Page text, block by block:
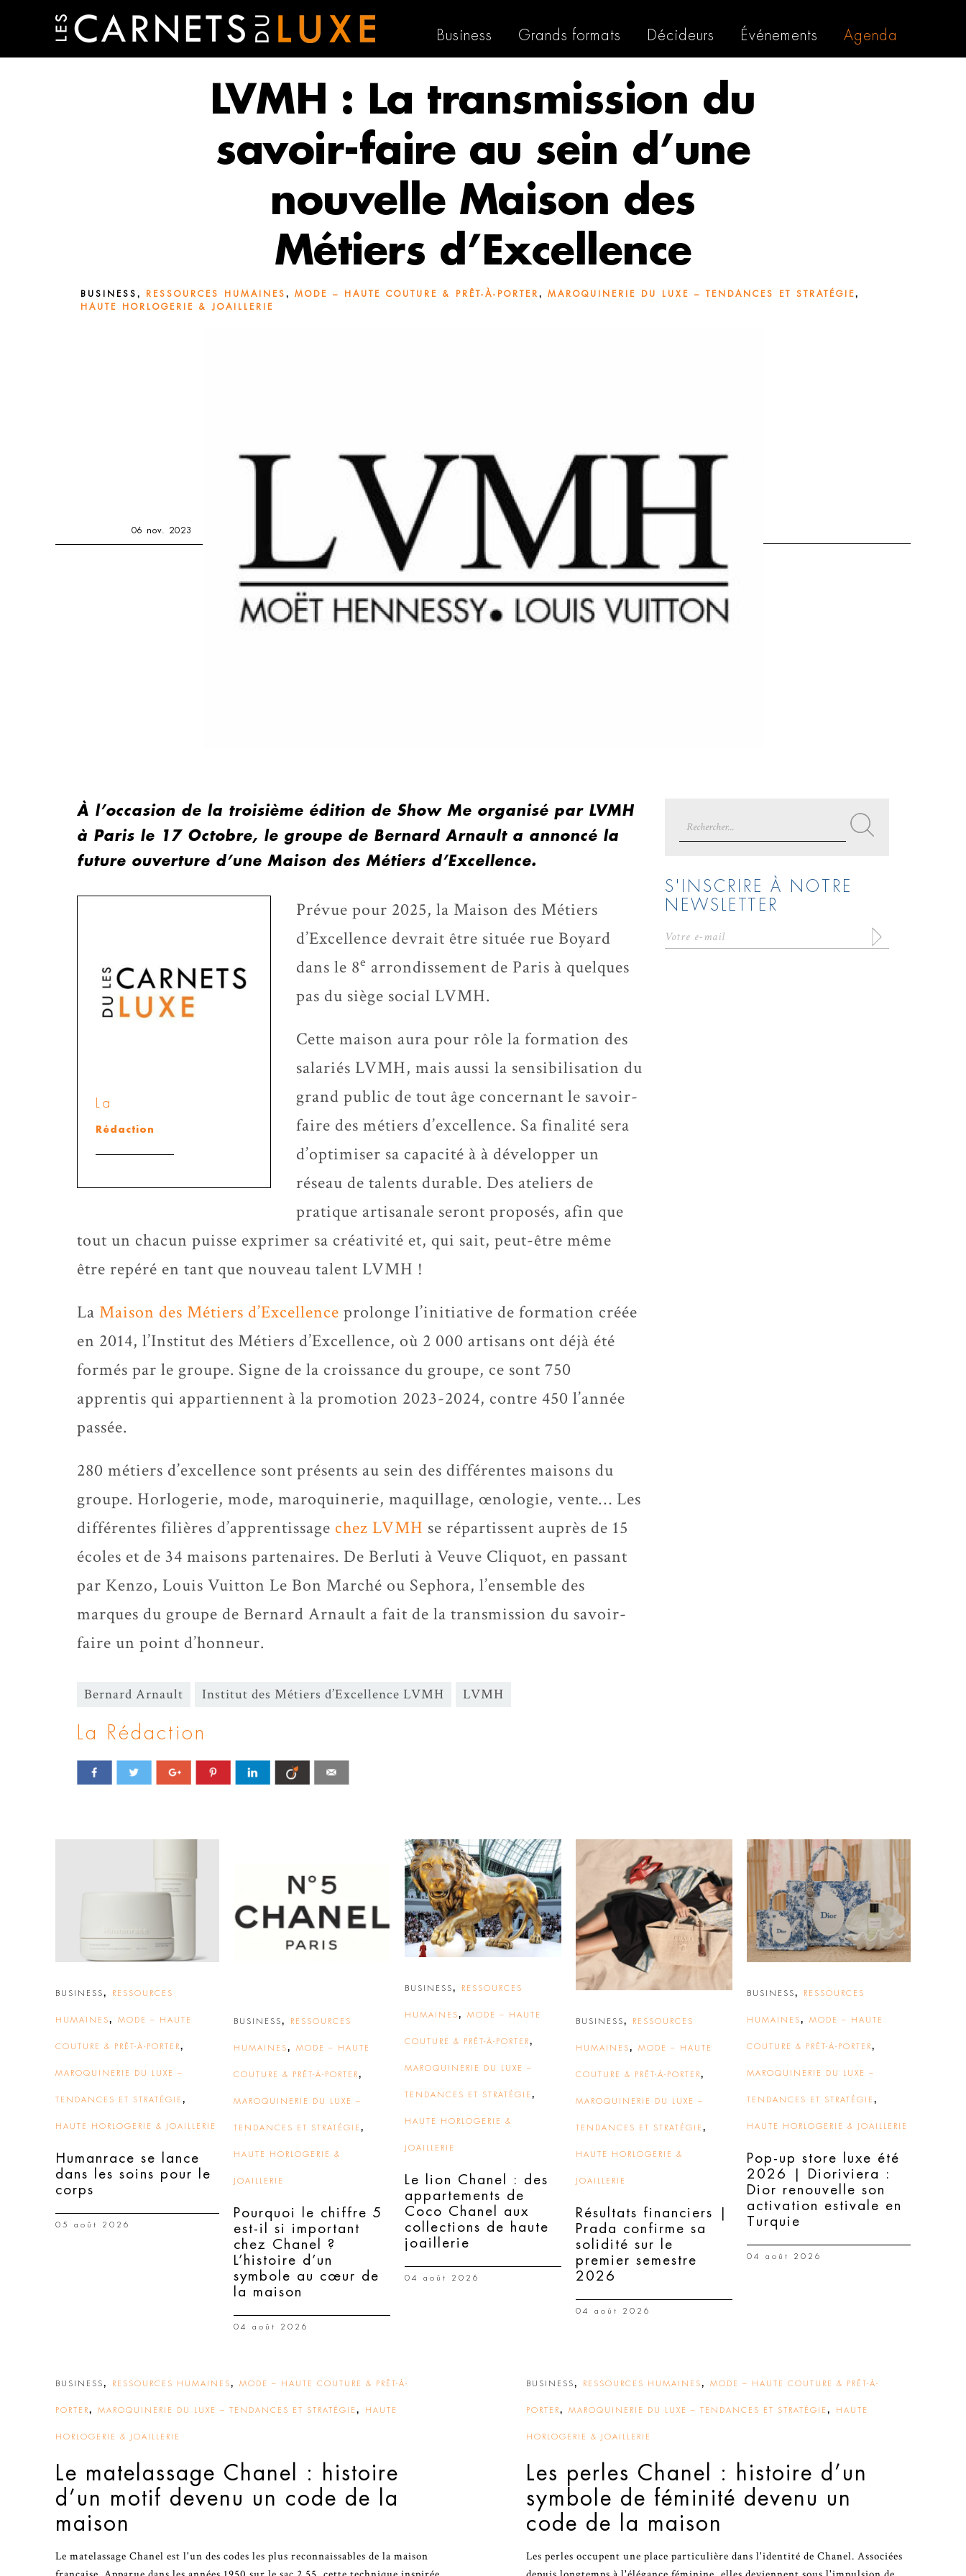
Business Grands formats Décideurs Événements Agenda
LVMH : La transmission du
savoir-faire au sein d’une
nouvelle Maison des
Métiers d’Excellence
BUSINESS , RESSOURCES HUMAINES , MODE – HAUTE COUTURE & PRÊT-À-PORTER , MAROQUINERIE DU LUXE – TENDANCES ET STRATÉGIE,
HAUTE HORLOGERIE & JOAILLERIE
06 nov. 2023
À l’occasion de la troisième édition de Show Me organisé par LVMH
à Paris le 17 Octobre, le groupe de Bernard Arnault a annoncé la
future ouverture d’une Maison des Métiers d’Excellence.
La
Rédaction
Prévue pour 2025, la Maison des Métiers
d’Excellence devrait être située rue Boyard
dans le 8e arrondissement de Paris à quelques
pas du siège social LVMH.
Cette maison aura pour rôle la formation des
salariés LVMH, mais aussi la sensibilisation du
grand public de tout âge concernant le savoir-
faire des métiers d’excellence. Sa finalité sera
d’optimiser sa capacité à à développer un
réseau de talents durable. Des ateliers de
pratique artisanale seront proposés, afin que
tout un chacun puisse exprimer sa créativité et, qui sait, peut-être même
être repéré en tant que nouveau talent LVMH !
La Maison des Métiers d’Excellence prolonge l’initiative de formation créée
en 2014, l’Institut des Métiers d’Excellence, où 2 000 artisans ont déjà été
formés par le groupe. Signe de la croissance du groupe, ce sont 750
apprentis qui appartiennent à la promotion 2023-2024, contre 450 l’année
passée.
280 métiers d’excellence sont présents au sein des différentes maisons du
groupe. Horlogerie, mode, maroquinerie, maquillage, œnologie, vente… Les
différentes filières d’apprentissage chez LVMH se répartissent auprès de 15
écoles et de 34 maisons partenaires. De Berluti à Veuve Cliquot, en passant
par Kenzo, Louis Vuitton Le Bon Marché ou Sephora, l’ensemble des
marques du groupe de Bernard Arnault a fait de la transmission du savoir-
faire un point d’honneur.
Bernard Arnault Institut des Métiers d’Excellence LVMH LVMH
La Rédaction
for:
S'INSCRIRE À NOTRE
NEWSLETTER
BUSINESS, RESSOURCES
HUMAINES, MODE – HAUTE
COUTURE & PRÊT-À-PORTER,
MAROQUINERIE DU LUXE –
TENDANCES ET STRATÉGIE ,
HAUTE HORLOGERIE & JOAILLERIE
Humanrace se lance
dans les soins pour le
corps
05 août 2026
BUSINESS, RESSOURCES
HUMAINES, MODE – HAUTE
COUTURE & PRÊT-À-PORTER,
MAROQUINERIE DU LUXE –
TENDANCES ET STRATÉGIE ,
HAUTE HORLOGERIE &
JOAILLERIE
Pourquoi le chiffre 5
est-il si important
chez Chanel ?
L’histoire d’un
symbole au cœur de
la maison
04 août 2026
BUSINESS, RESSOURCES
HUMAINES, MODE – HAUTE
COUTURE & PRÊT-À-PORTER,
MAROQUINERIE DU LUXE –
TENDANCES ET STRATÉGIE ,
HAUTE HORLOGERIE &
JOAILLERIE
Le lion Chanel : des
appartements de
Coco Chanel aux
collections de haute
joaillerie
04 août 2026
BUSINESS, RESSOURCES
HUMAINES, MODE – HAUTE
COUTURE & PRÊT-À-PORTER,
MAROQUINERIE DU LUXE –
TENDANCES ET STRATÉGIE ,
HAUTE HORLOGERIE &
JOAILLERIE
Résultats financiers |
Prada confirme sa
solidité sur le
premier semestre
2026
04 août 2026
BUSINESS, RESSOURCES
HUMAINES, MODE – HAUTE
COUTURE & PRÊT-À-PORTER,
MAROQUINERIE DU LUXE –
TENDANCES ET STRATÉGIE ,
HAUTE HORLOGERIE & JOAILLERIE
Pop-up store luxe été
2026 | Dioriviera :
Dior renouvelle son
activation estivale en
Turquie
04 août 2026
BUSINESS, RESSOURCES HUMAINES, MODE – HAUTE COUTURE & PRÊT-À-
PORTER, MAROQUINERIE DU LUXE – TENDANCES ET STRATÉGIE , HAUTE
HORLOGERIE & JOAILLERIE
Le matelassage Chanel : histoire
d’un motif devenu un code de la
maison
Le matelassage Chanel est l'un des codes les plus reconnaissables de la maison
BUSINESS, RESSOURCES HUMAINES, MODE – HAUTE COUTURE & PRÊT-À-
PORTER, MAROQUINERIE DU LUXE – TENDANCES ET STRATÉGIE , HAUTE
HORLOGERIE & JOAILLERIE
Les perles Chanel : histoire d’un
symbole de féminité devenu un
code de la maison
Les perles occupent une place particulière dans l'identité de Chanel. Associées